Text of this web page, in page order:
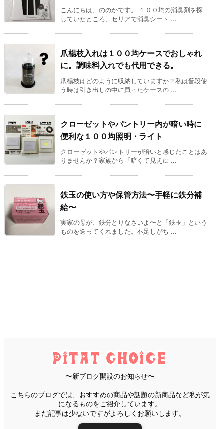
こんにちは、ののかです。 １００均の消臭剤を探
していたところ、セリアで消臭シート ...
爪楊枝入れは１００均ケースでおしゃれ
に。調味料入れでも代用できる。
爪楊枝はどのように収納していますか？私は普段使
う時は引き出しの中に買ったケースの ...
クローゼットやパントリー内が暗い時に
便利な１００均照明・ライト
クローゼットやパントリーが暗いと感じたことはあ
りませんか？家族から「暗くて見えに ...
鉄玉の使い方や保管方法〜手軽に鉄分補
給〜
実家の母が、鉄分とりなさいよ〜と「鉄玉」という
ものを送ってくれました。不足しがち ...
〜新ブログ開設のお知らせ〜
こちらのブログでは、おすすめの商品や話題の新商品など私が気
になるものをご紹介しています。
まだ記事は少ないですがよろしくお願いします。